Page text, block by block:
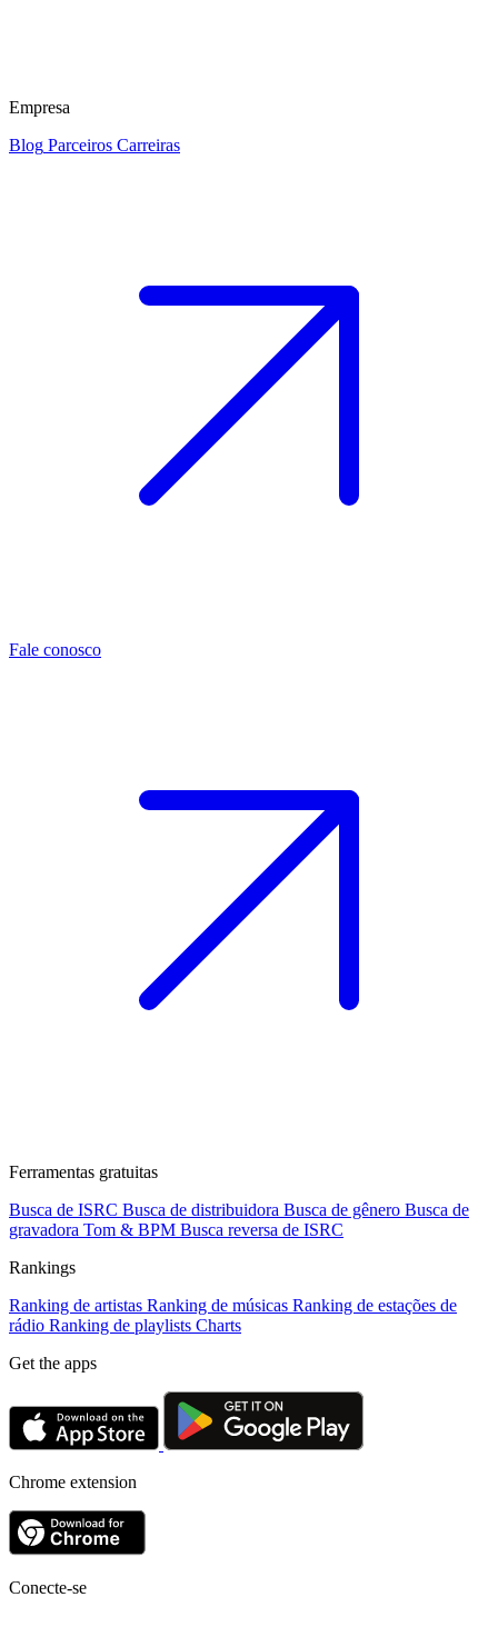
Empresa
Blog Parceiros Carreiras
Fale conosco
Ferramentas gratuitas
Busca de ISRC Busca de distribuidora Busca de gênero Busca de
gravadora Tom & BPM Busca reversa de ISRC
Rankings
Ranking de artistas Ranking de músicas Ranking de estações de
rádio Ranking de playlists Charts
Get the apps
Chrome extension
Conecte-se